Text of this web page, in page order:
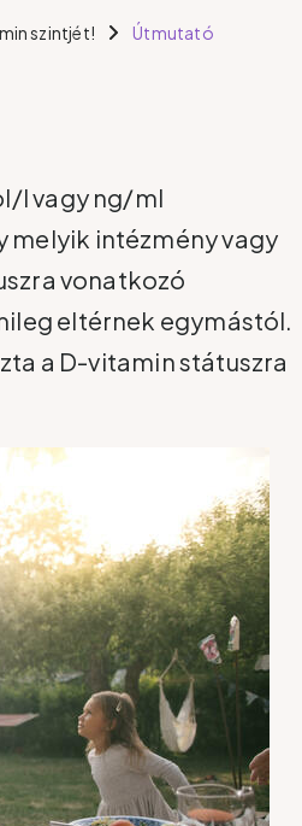
szintjét! Útmutató
l vagy ng/ml
intézmény vagy
vonatkozó
eltérnek egymástól.
a D-vitamin státuszra